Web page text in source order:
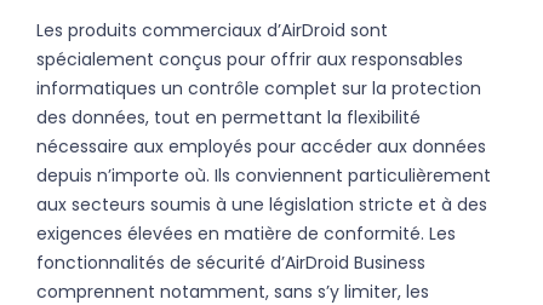
Les produits commerciaux d’AirDroid sont
spécialement conçus pour offrir aux responsables
informatiques un contrôle complet sur la protection
des données, tout en permettant la flexibilité
nécessaire aux employés pour accéder aux données
depuis n’importe où. Ils conviennent particulièrement
aux secteurs soumis à une législation stricte et à des
exigences élevées en matière de conformité. Les
fonctionnalités de sécurité d’AirDroid Business
comprennent notamment, sans s’y limiter, les